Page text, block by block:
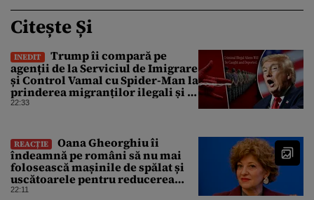
Citește Și
INEDIT
Trump îi compară pe
agenții de la Serviciul de Imigrare
și Control Vamal cu Spider-Man la
prinderea migranților ilegali și a
infractorilor
22:33
REACȚIE
Oana Gheorghiu îi
îndeamnă pe români să nu mai
folosească mașinile de spălat și
uscătoarele pentru reducerea
consumului de energie
22:11